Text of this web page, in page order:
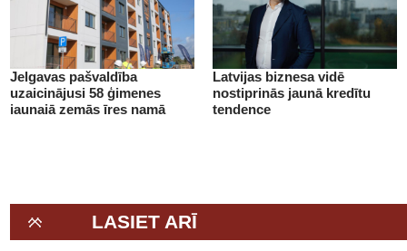
Jelgavas pašvaldība
uzaicinājusi 58 ģimenes
jaunajā zemās īres namā
Latvijas biznesa vidē
nostiprinās jaunā kredītu
tendence
LASIET ARĪ